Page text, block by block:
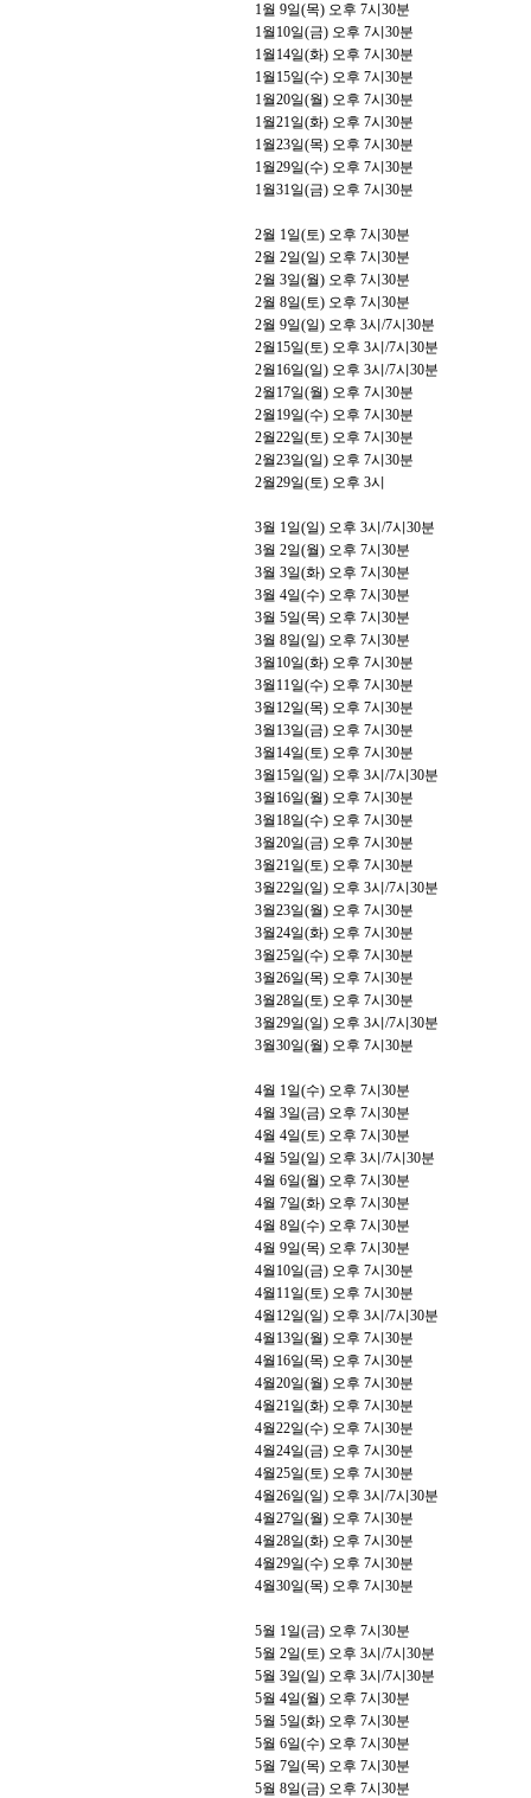
1월 9일(목) 오후 7시 30분
1월 10일(금) 오후 7시 30분
1월 14일(화) 오후 7시 30분
1월 15일(수) 오후 7시 30분
1월20일(월) 오후 7시 30분
1월21일(화) 오후 7시 30분
1월23일(목) 오후 7시 30분
1월29일(수) 오후 7시 30분
1월31일(금) 오후 7시 30분
2월 1일(토) 오후 7시 30분
2월 2일(일) 오후 7시 30분
2월 3일(월) 오후 7시 30분
2월 8일(토) 오후 7시 30분
2월 9일(일) 오후 3시 /7시 30분
2월 15일(토) 오후 3시 /7시 30분
2월 16일(일) 오후 3시 /7시 30분
2월 17일(월) 오후 7시 30분
2월 19일(수) 오후 7시 30분
2월22일(토) 오후 7시 30분
2월23일(일) 오후 7시 30분
2월29일(토) 오후 3시
3월 1일(일) 오후 3시 /7시 30분
3월 2일(월) 오후 7시 30분
3월 3일(화) 오후 7시 30분
3월 4일(수) 오후 7시 30분
3월 5일(목) 오후 7시 30분
3월 8일(일) 오후 7시 30분
3월 10일(화) 오후 7시 30분
3월 11일(수) 오후 7시 30분
3월 12일(목) 오후 7시 30분
3월 13일(금) 오후 7시 30분
3월 14일(토) 오후 7시 30분
3월 15일(일) 오후 3시 /7시 30분
3월 16일(월) 오후 7시 30분
3월 18일(수) 오후 7시 30분
3월20일(금) 오후 7시 30분
3월21일(토) 오후 7시 30분
3월22일(일) 오후 3시 /7시 30분
3월23일(월) 오후 7시 30분
3월24일(화) 오후 7시 30분
3월25일(수) 오후 7시 30분
3월26일(목) 오후 7시 30분
3월28일(토) 오후 7시 30분
3월29일(일) 오후 3시 /7시 30분
3월30일(월) 오후 7시 30분
4월 1일(수) 오후 7시 30분
4월 3일(금) 오후 7시 30분
4월 4일(토) 오후 7시 30분
4월 5일(일) 오후 3시 /7시 30분
4월 6일(월) 오후 7시 30분
4월 7일(화) 오후 7시 30분
4월 8일(수) 오후 7시 30분
4월 9일(목) 오후 7시 30분
4월 10일(금) 오후 7시 30분
4월 11일(토) 오후 7시 30분
4월 12일(일) 오후 3시 /7시 30분
4월 13일(월) 오후 7시 30분
4월 16일(목) 오후 7시 30분
4월20일(월) 오후 7시 30분
4월21일(화) 오후 7시 30분
4월22일(수) 오후 7시 30분
4월24일(금) 오후 7시 30분
4월25일(토) 오후 7시 30분
4월26일(일) 오후 3시 /7시 30분
4월27일(월) 오후 7시 30분
4월28일(화) 오후 7시 30분
4월29일(수) 오후 7시 30분
4월30일(목) 오후 7시 30분
5월 1일(금) 오후 7시 30분
5월 2일(토) 오후 3시 /7시 30분
5월 3일(일) 오후 3시 /7시 30분
5월 4일(월) 오후 7시 30분
5월 5일(화) 오후 7시 30분
5월 6일(수) 오후 7시 30분
5월 7일(목) 오후 7시 30분
5월 8일(금) 오후 7시 30분